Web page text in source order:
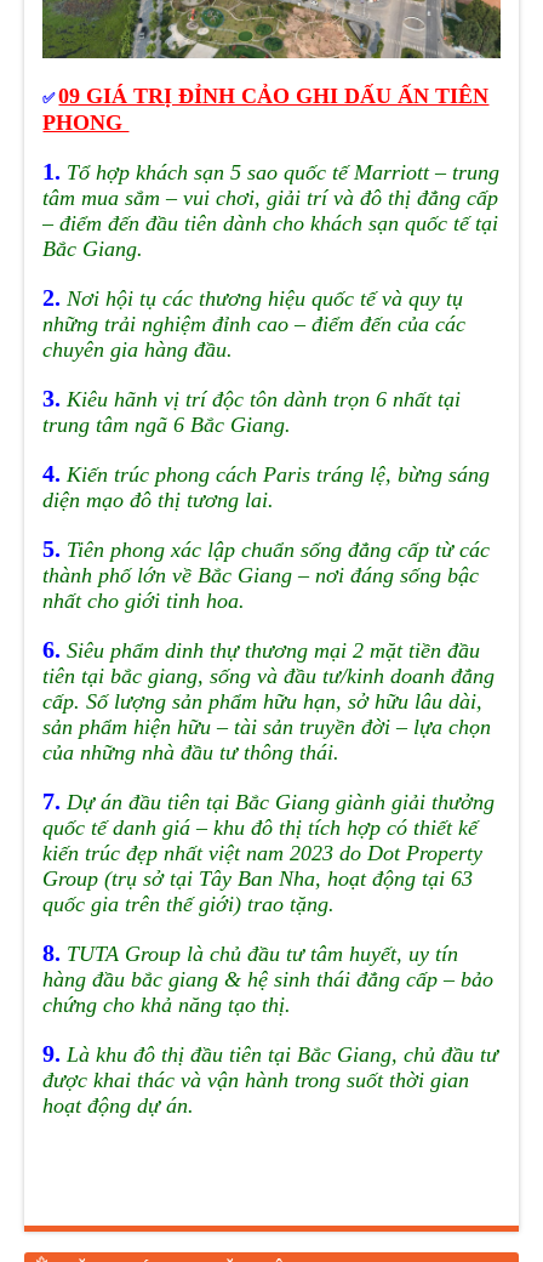
✅09 GIÁ TRỊ ĐỈNH CẢO GHI DẤU ẤN TIÊN
PHONG
1. Tổ hợp khách sạn 5 sao quốc tế Marriott – trung
tâm mua sắm – vui chơi, giải trí và đô thị đẳng cấp
– điểm đến đầu tiên dành cho khách sạn quốc tế tại
Bắc Giang.
2. Nơi hội tụ các thương hiệu quốc tế và quy tụ
những trải nghiệm đỉnh cao – điểm đến của các
chuyên gia hàng đầu.
3. Kiêu hãnh vị trí độc tôn dành trọn 6 nhất tại
trung tâm ngã 6 Bắc Giang.
4. Kiến trúc phong cách Paris tráng lệ, bừng sáng
diện mạo đô thị tương lai.
5. Tiên phong xác lập chuẩn sống đẳng cấp từ các
thành phố lớn về Bắc Giang – nơi đáng sống bậc
nhất cho giới tinh hoa.
6. Siêu phẩm dinh thự thương mại 2 mặt tiền đầu
tiên tại bắc giang, sống và đầu tư/kinh doanh đẳng
cấp. Số lượng sản phẩm hữu hạn, sở hữu lâu dài,
sản phẩm hiện hữu – tài sản truyền đời – lựa chọn
của những nhà đầu tư thông thái.
7. Dự án đầu tiên tại Bắc Giang giành giải thưởng
quốc tế danh giá – khu đô thị tích hợp có thiết kế
kiến trúc đẹp nhất việt nam 2023 do Dot Property
Group (trụ sở tại Tây Ban Nha, hoạt động tại 63
quốc gia trên thế giới) trao tặng.
8. TUTA Group là chủ đầu tư tâm huyết, uy tín
hàng đầu bắc giang & hệ sinh thái đẳng cấp – bảo
chứng cho khả năng tạo thị.
9. Là khu đô thị đầu tiên tại Bắc Giang, chủ đầu tư
được khai thác và vận hành trong suốt thời gian
hoạt động dự án.